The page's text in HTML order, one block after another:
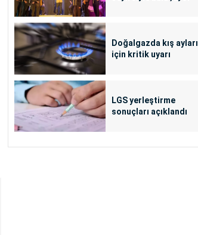
Doğalgazda kış ayları
için kritik uyarı
LGS yerleştirme
sonuçları açıklandı